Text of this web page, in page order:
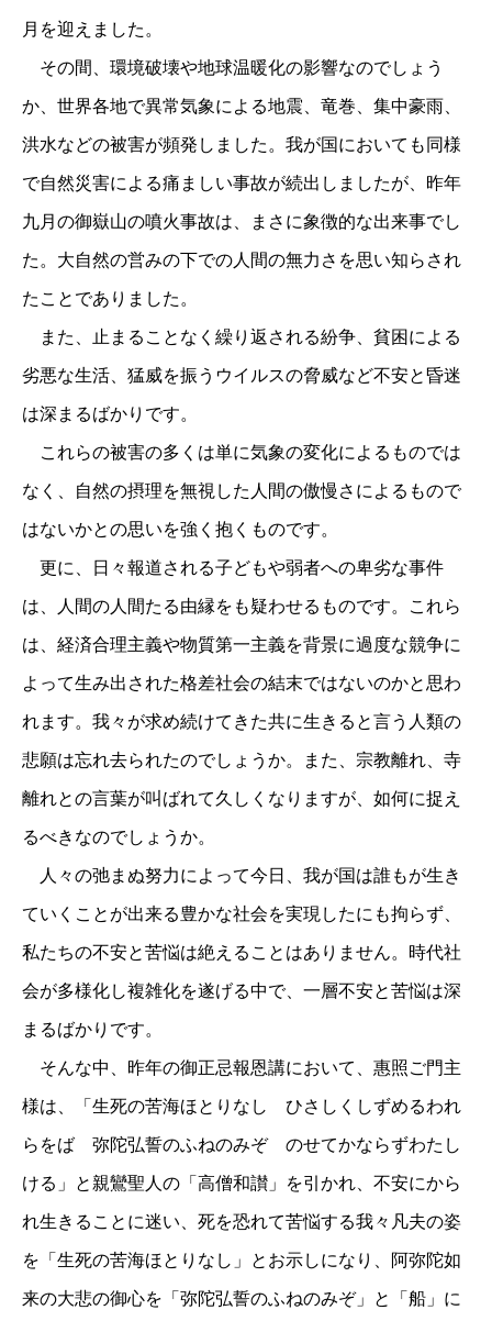
月を迎えました。
その間、環境破壊や地球温暖化の影響なのでしょう
か、世界各地で異常気象による地震、竜巻、集中豪雨、
洪水などの被害が頻発しました。我が国においても同様
で自然災害による痛ましい事故が続出しましたが、昨年
九月の御嶽山の噴火事故は、まさに象徴的な出来事でし
た。大自然の営みの下での人間の無力さを思い知らされ
たことでありました。
また、止まることなく繰り返される紛争、貧困による
劣悪な生活、猛威を振うウイルスの脅威など不安と昏迷
は深まるばかりです。
これらの被害の多くは単に気象の変化によるものでは
なく、自然の摂理を無視した人間の傲慢さによるもので
はないかとの思いを強く抱くものです。
更に、日々報道される子どもや弱者への卑劣な事件
は、人間の人間たる由縁をも疑わせるものです。これら
は、経済合理主義や物質第一主義を背景に過度な競争に
よって生み出された格差社会の結末ではないのかと思わ
れます。我々が求め続けてきた共に生きると言う人類の
悲願は忘れ去られたのでしょうか。また、宗教離れ、寺
離れとの言葉が叫ばれて久しくなりますが、如何に捉え
るべきなのでしょうか。
人々の弛まぬ努力によって今日、我が国は誰もが生き
ていくことが出来る豊かな社会を実現したにも拘らず、
私たちの不安と苦悩は絶えることはありません。時代社
会が多様化し複雑化を遂げる中で、一層不安と苦悩は深
まるばかりです。
そんな中、昨年の御正忌報恩講において、惠照ご門主
様は、「生死の苦海ほとりなし ひさしくしずめるわれ
らをば 弥陀弘誓のふねのみぞ のせてかならずわたし
ける」と親鸞聖人の「高僧和讃」を引かれ、不安にから
れ生きることに迷い、死を恐れて苦悩する我々凡夫の姿
を「生死の苦海ほとりなし」とお示しになり、阿弥陀如
来の大悲の御心を「弥陀弘誓のふねのみぞ」と「船」に